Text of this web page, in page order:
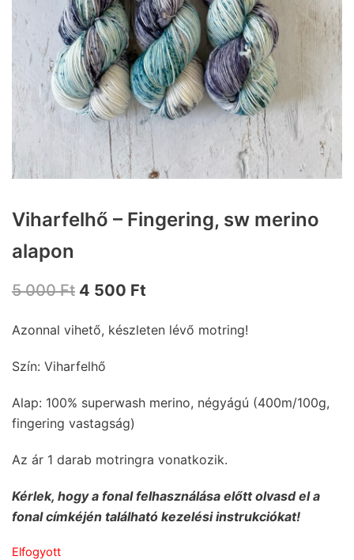
Viharfelhő – Fingering, sw merino
alapon
5 000Ft 4 500 Ft
Azonnal vihető, készleten lévő motring!
Szín: Viharfelhő
Alap: 100% superwash merino, négyágú (400m/100g,
fingering vastagság)
Az ár 1 darab motringra vonatkozik.
Kérlek, hogy a fonal felhasználása előtt olvasd el a
fonal címkéjén található kezelési instrukciókat!
Elfogyott